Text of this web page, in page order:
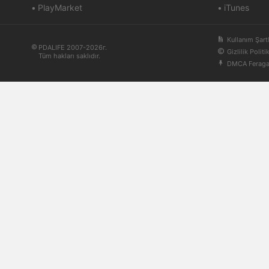
PlayMarket
iTunes
PDALIFE 2007-2026г.
Tüm hakları saklıdır.
Kullanım
Gizlilik
DMCA